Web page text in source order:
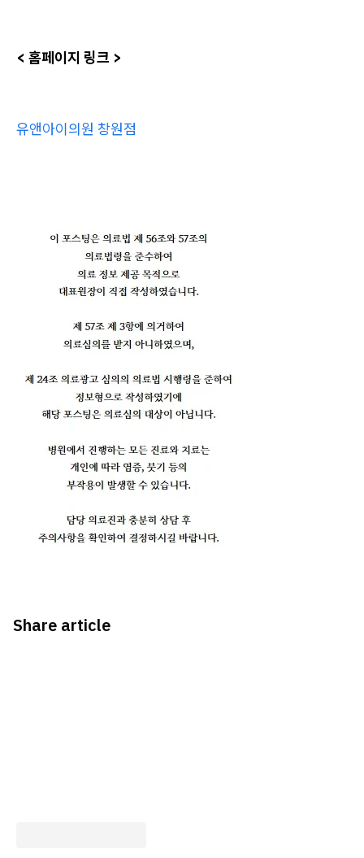
< 홈페이지 링크 >
유앤아이의원 창원점
Share article